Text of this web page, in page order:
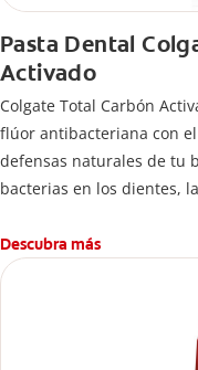
Pasta Dental
Activado
Colgate Total Carbón
flúor antibacteriana con
defensas naturales de tu
bacterias en los dientes,
además de unos dientes
*Hasta 12 horas de
con uso continuo durante
**Combate las bacterias
contra las bacterias y el
Descubra más